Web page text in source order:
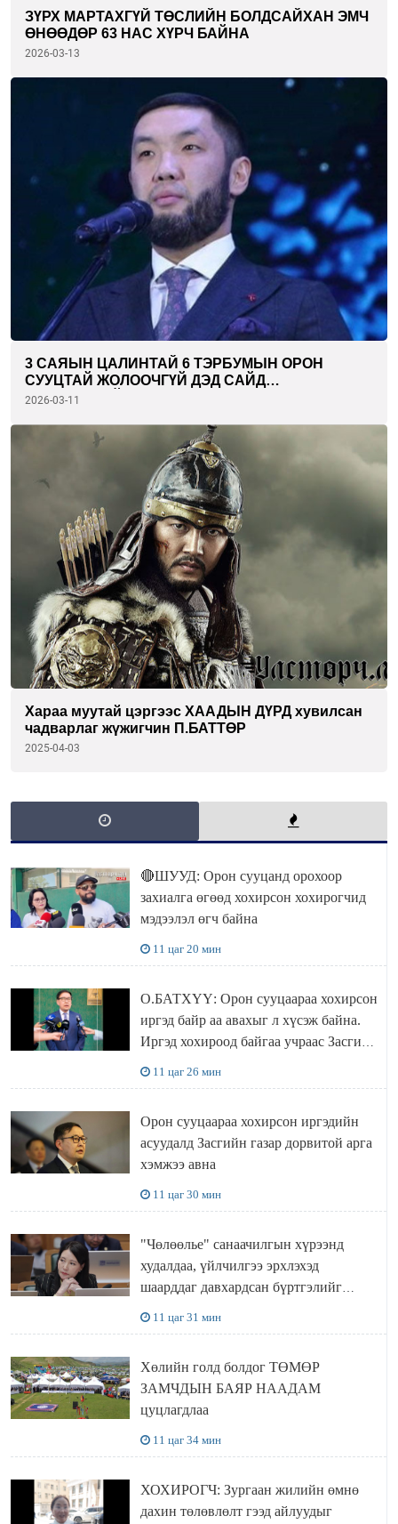
ЗҮРХ МАРТАХГҮЙ ТӨСЛИЙН БОЛДСАЙХАН ЭМЧ
ӨНӨӨДӨР 63 НАС ХҮРЧ БАЙНА
2026-03-13
3 САЯЫН ЦАЛИНТАЙ 6 ТЭРБУМЫН ОРОН
СУУЦТАЙ ЖОЛООЧГҮЙ ДЭД САЙД
ГАНЗОРИГИЙН ДАШНЯМ
2026-03-11
Хараа муутай цэргээс ХААДЫН ДҮРД хувилсан
чадварлаг жүжигчин П.БАТТӨР
2025-04-03
🔴ШУУД: Орон сууцанд орохоор
захиалга өгөөд хохирсон хохирогчид
мэдээлэл өгч байна
11 цаг 20 мин
О.БАТХҮҮ: Орон сууцаараа хохирсон
иргэд байр аа авахыг л хүсэж байна.
Иргэд хохироод байгаа учраас Засгийн
11 цаг 26 мин
Орон сууцаараа хохирсон иргэдийн
асуудалд Засгийн газар дорвитой арга
хэмжээ авна
11 цаг 30 мин
"Чөлөөлье" санаачилгын хүрээнд
худалдаа, үйлчилгээ эрхлэхэд
шаарддаг давхардсан бүртгэлийг
11 цаг 31 мин
Хөлийн голд болдог ТӨМӨР
ЗАМЧДЫН БАЯР НААДАМ
цуцлагдлаа
11 цаг 34 мин
ХОХИРОГЧ: Зургаан жилийн өмнө
дахин төлөвлөлт гээд айлуудыг